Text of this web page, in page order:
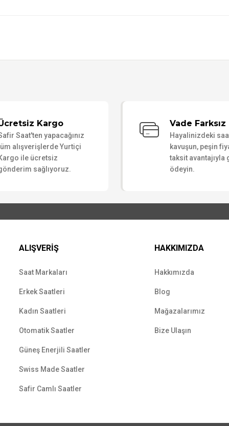
Kargo
Saat'ten yapacağınız
alışverişlerde Yurtiçi
ile ücretsiz
sağlıyoruz.
Vade
Hayalinizdeki
kavuşun, peşin
taksit avantajıyla
ödeyin.
ALIŞVERİŞ
Saat Markaları
Erkek Saatleri
Kadın Saatleri
Otomatik Saatler
Güneş Enerjili Saatler
Swiss Made Saatler
Safir Camlı Saatler
HAKKIMIZDA
Hakkımızda
Blog
Mağazalarımız
Bize Ulaşın